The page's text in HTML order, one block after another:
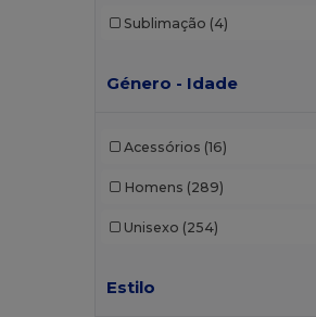
Sublimação (4)
Género - Idade
Acessórios (16)
Homens (289)
Unisexo (254)
Estilo